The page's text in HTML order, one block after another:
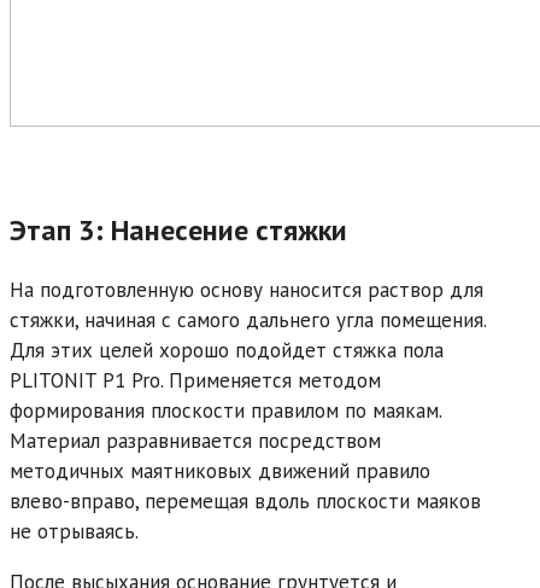
Этап 3: Нанесение стяжки
На подготовленную основу наносится раствор для
стяжки, начиная с самого дальнего угла помещения.
Для этих целей хорошо подойдет стяжка пола
PLITONIT Р1 Pro. Применяется методом
формирования плоскости правилом по маякам.
Материал разравнивается посредством
методичных маятниковых движений правило
влево-вправо, перемещая вдоль плоскости маяков
не отрываясь.
После высыхания основание грунтуется и